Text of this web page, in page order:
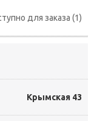
для заказа (1)
Крымская 43